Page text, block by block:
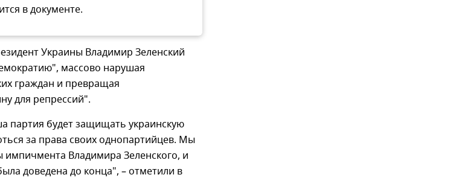
в документе.
Украины Владимир Зеленский
массово нарушая
граждан и превращая
для репрессий".
партия будет защищать украинскую
за права своих однопартийцев. Мы
Владимира Зеленского, и
доведена до конца", – отметили в